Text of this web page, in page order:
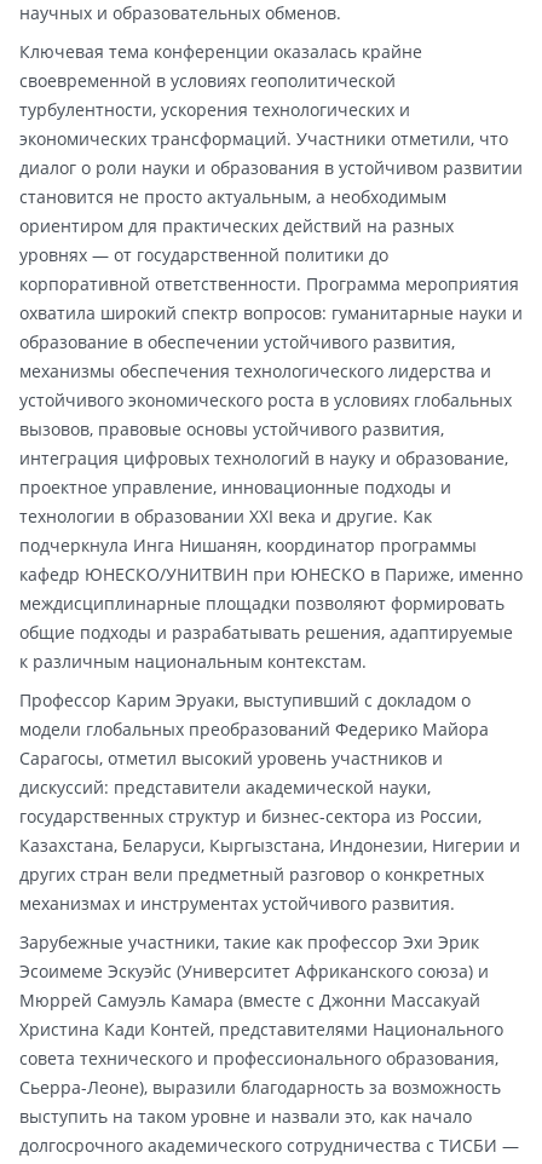
научных и образовательных обменов.
Ключевая тема конференции оказалась крайне
своевременной в условиях геополитической
турбулентности, ускорения технологических и
экономических трансформаций. Участники отметили, что
диалог о роли науки и образования в устойчивом развитии
становится не просто актуальным, а необходимым
ориентиром для практических действий на разных
уровнях — от государственной политики до
корпоративной ответственности. Программа мероприятия
охватила широкий спектр вопросов: гуманитарные науки и
образование в обеспечении устойчивого развития,
механизмы обеспечения технологического лидерства и
устойчивого экономического роста в условиях глобальных
вызовов, правовые основы устойчивого развития,
интеграция цифровых технологий в науку и образование,
проектное управление, инновационные подходы и
технологии в образовании XXI века и другие. Как
подчеркнула Инга Нишанян, координатор программы
кафедр ЮНЕСКО/УНИТВИН при ЮНЕСКО в Париже, именно
междисциплинарные площадки позволяют формировать
общие подходы и разрабатывать решения, адаптируемые
к различным национальным контекстам.
Профессор Карим Эруаки, выступивший с докладом о
модели глобальных преобразований Федерико Майора
Сарагосы, отметил высокий уровень участников и
дискуссий: представители академической науки,
государственных структур и бизнес-сектора из России,
Казахстана, Беларуси, Кыргызстана, Индонезии, Нигерии и
других стран вели предметный разговор о конкретных
механизмах и инструментах устойчивого развития.
Зарубежные участники, такие как профессор Эхи Эрик
Эсоимеме Эскуэйс (Университет Африканского союза) и
Мюррей Самуэль Камара (вместе с Джонни Массакуай
Христина Кади Контей, представителями Национального
совета технического и профессионального образования,
Сьерра-Леоне), выразили благодарность за возможность
выступить на таком уровне и назвали это, как начало
долгосрочного академического сотрудничества с ТИСБИ —